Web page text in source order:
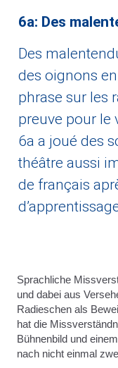
6a: Des
Des
des oignons
phrase sur les
preuve pour le
6a a joué des
théâtre aussi
de français
Sprachliche
und dabei aus
Radieschen als
hat die
Bühnenbild und
nach nicht einmal